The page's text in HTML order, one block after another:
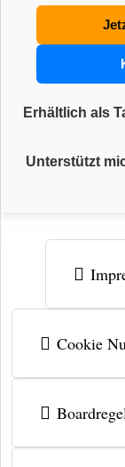
Erhältlich als
Unterstützt
Cookie